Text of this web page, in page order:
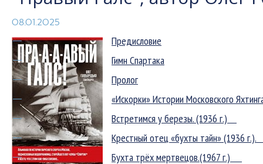
08.01.2025
Предисловие
Гимн Спартака
Пролог
«Искорки» Истории Московского
Встретимся у березы. (1936 г.)
Крестный отец «бухты тайн» (1936 г.).
Бухта трёх мертвецов.(1967 г.)